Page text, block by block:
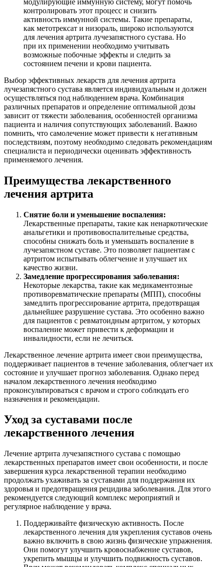
контролировать этот процесс и снизить
активность иммунной системы. Такие препараты,
как метотрексат и низораль, широко используются
для лечения артрита лучезапястного сустава. Но
при их применении необходимо учитывать
возможные побочные эффекты и следить за
состоянием печени и крови пациента.
Выбор эффективных лекарств для лечения артрита
лучезапястного сустава является индивидуальным и должен
осуществляться под наблюдением врача. Комбинация
различных препаратов и определение оптимальной дозы
зависит от тяжести заболевания, особенностей организма
пациента и наличия сопутствующих заболеваний. Важно
помнить, что самолечение может привести к негативным
последствиям, поэтому необходимо следовать рекомендациям
специалиста и периодически оценивать эффективность
применяемого лечения.
Преимущества лекарственного
лечения артрита
Снятие боли и уменьшение воспаления:
Лекарственные препараты, такие как ненаркотические
анальгетики и противовоспалительные средства,
способны снижать боль и уменьшать воспаление в
лучезапястном суставе. Это позволяет пациентам с
артритом испытывать облегчение и улучшает их
качество жизни.
Замедление прогрессирования заболевания:
Некоторые лекарства, такие как медикаментозные
противоревматические препараты (МПП), способны
замедлить прогрессирование артрита, предотвращая
дальнейшее разрушение сустава. Это особенно важно
для пациентов с ревматоидным артритом, у которых
воспаление может привести к деформации и
инвалидности, если не лечиться.
Лекарственное лечение артрита имеет свои преимущества,
поддерживает пациентов в течение заболевания, облегчает их
состояние и улучшает прогноз заболевания. Однако перед
началом лекарственного лечения необходимо
проконсультироваться с врачом и строго соблюдать его
назначения и рекомендации.
Уход за суставами после
лекарственного лечения
Лечение артрита лучезапястного сустава с помощью
лекарственных препаратов имеет свои особенности, и после
завершения курса лекарственной терапии необходимо
продолжать ухаживать за суставами для поддержания их
здоровья и предотвращения рецидива заболевания. Для этого
рекомендуется следующий комплекс мероприятий и
регулярное наблюдение у врача.
Поддерживайте физическую активность. После
лекарственного лечения для укрепления суставов очень
важно включить в свою жизнь физические упражнения.
Они помогут улучшить кровоснабжение суставов,
укрепить мышцы и улучшить подвижность суставов.